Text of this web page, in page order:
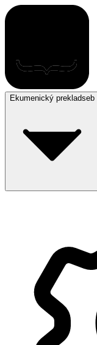
Ekumenický prekladseb